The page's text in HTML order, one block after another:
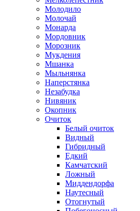
Молодило
Молочай
Монарда
Мордовник
Морозник
Мукдения
Мшанка
Мыльнянка
Наперстянка
Незабудка
Нивяник
Окопник
Очиток
Белый очиток
Видный
Гибридный
Едкий
Камчатский
Ложный
Миддендорфа
Наутесный
Отогнутый